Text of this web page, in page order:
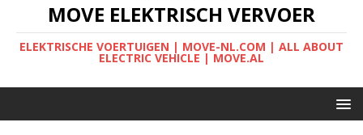
MOVE ELEKTRISCH VERVOER
ELEKTRISCHE VOERTUIGEN | MOVE-NL.COM | ALL ABOUT
ELECTRIC VEHICLE | MOVE.AL